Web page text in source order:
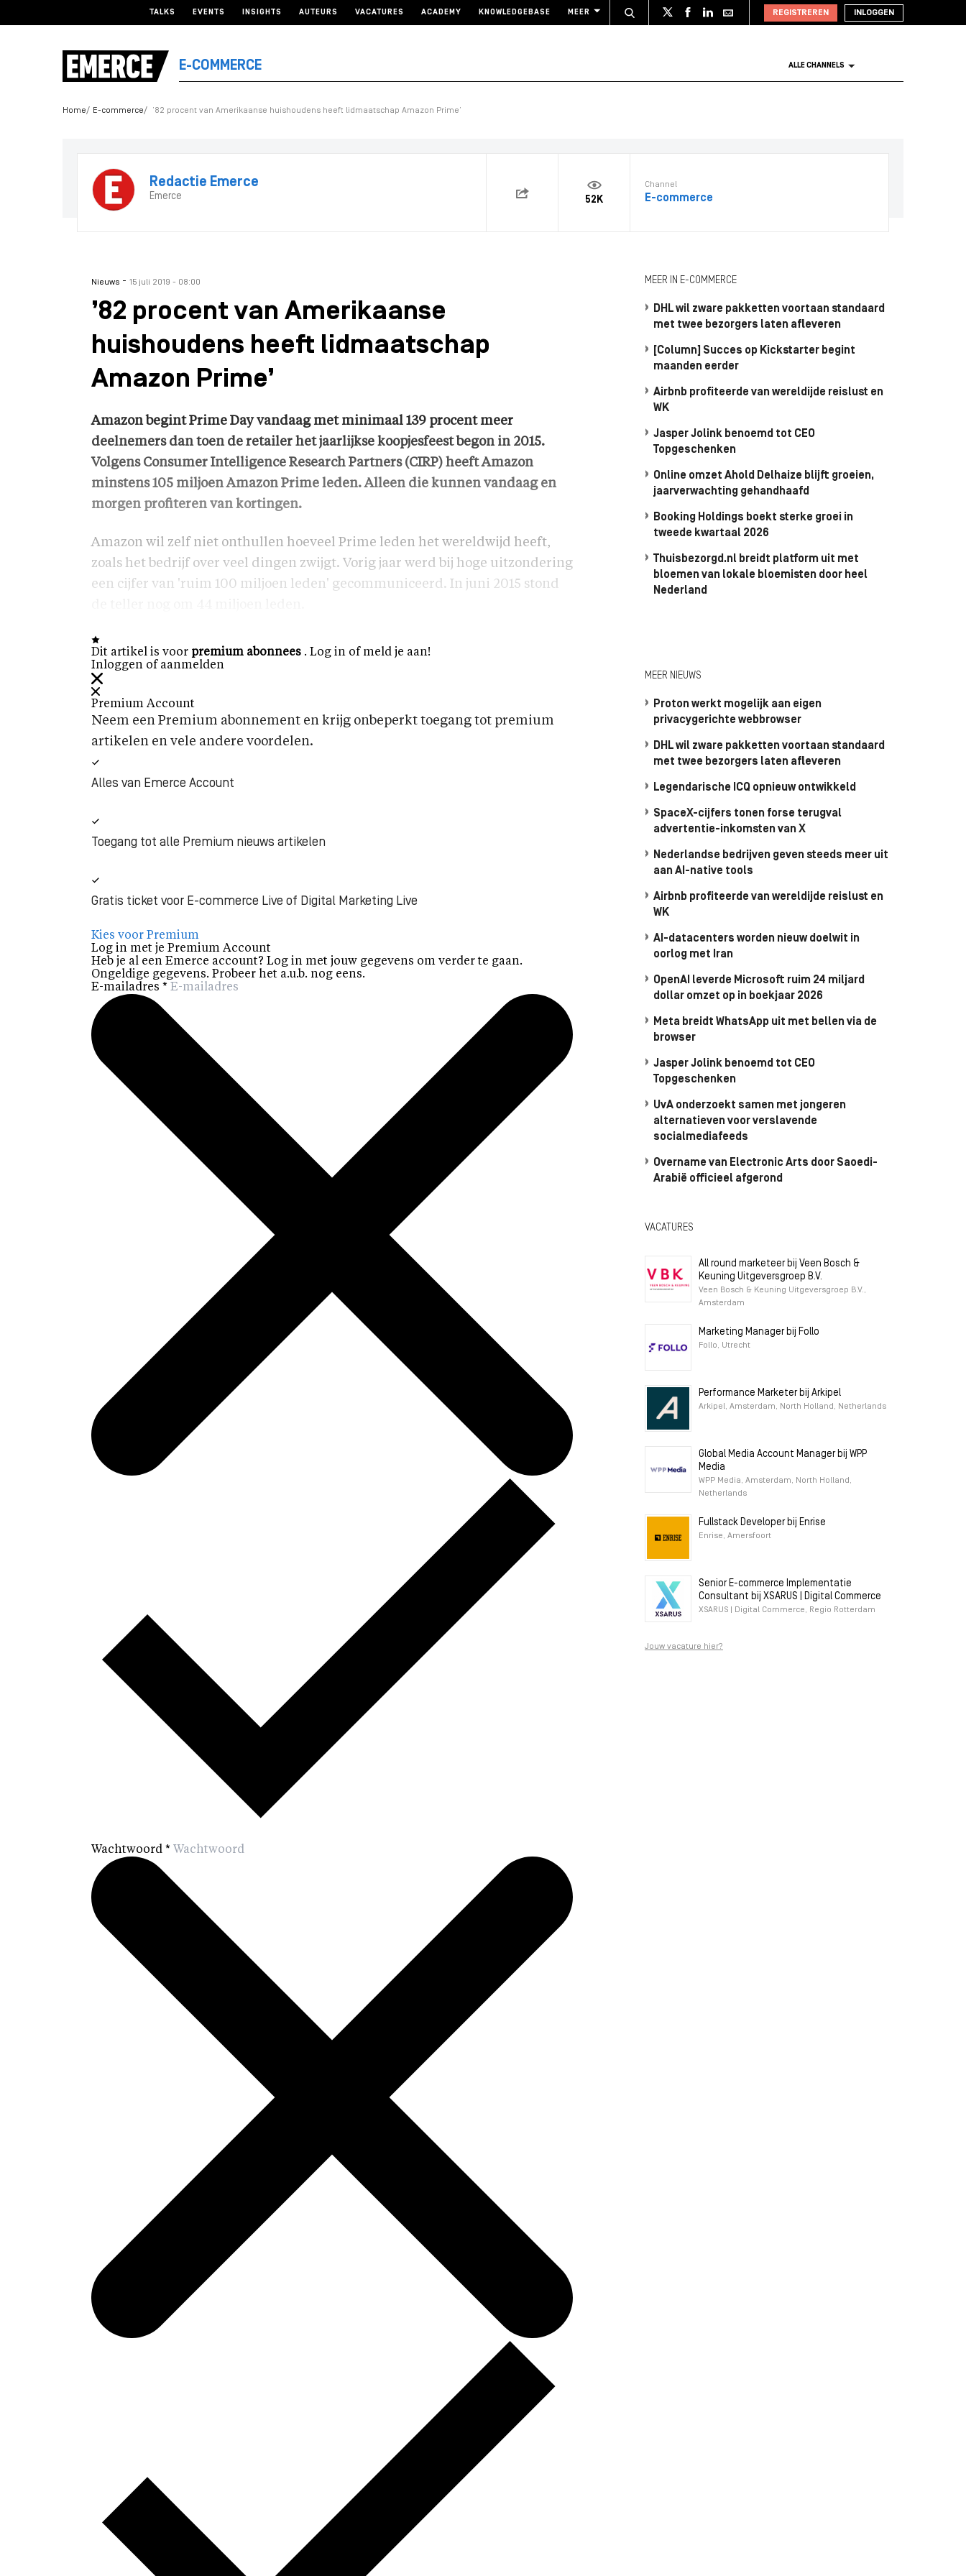
TALKS EVENTS INSIGHTS AUTEURS VACATURES ACADEMY KNOWLEDGEBASE MEER REGISTREREN INLOGGEN
E-COMMERCE ALLE CHANNELS
Home E-commerce ’82 procent van Amerikaanse huishoudens heeft lidmaatschap Amazon Prime’
Redactie Emerce
Emerce 52K
Channel
E-commerce
Nieuws - 15 juli 2019 - 08:00
’82 procent van Amerikaanse
huishoudens heeft lidmaatschap
Amazon Prime’
Amazon begint Prime Day vandaag met minimaal 139 procent meer
deelnemers dan toen de retailer het jaarlijkse koopjesfeest begon in 2015.
Volgens Consumer Intelligence Research Partners (CIRP) heeft Amazon
minstens 105 miljoen Amazon Prime leden. Alleen die kunnen vandaag en
morgen profiteren van kortingen.
Amazon wil zelf niet onthullen hoeveel Prime leden het wereldwijd heeft,
zoals het bedrijf over veel dingen zwijgt. Vorig jaar werd bij hoge uitzondering
een cijfer van 'ruim 100 miljoen leden' gecommuniceerd. In juni 2015 stond
Dit artikel is voor premium abonnees . Log in of meld je aan!
Inloggen of aanmelden
Premium Account
Neem een Premium abonnement en krijg onbeperkt toegang tot premium
artikelen en vele andere voordelen.
Alles van Emerce Account
Toegang tot alle Premium nieuws artikelen
Gratis ticket voor E-commerce Live of Digital Marketing Live
Kies voor Premium
Log in met je Premium Account
Heb je al een Emerce account? Log in met jouw gegevens om verder te gaan.
Ongeldige gegevens. Probeer het a.u.b. nog eens.
E-mailadres *
Wachtwoord *
MEER IN E-COMMERCE
DHL wil zware pakketten voortaan standaard
met twee bezorgers laten afleveren
[Column] Succes op Kickstarter begint
maanden eerder
Airbnb profiteerde van wereldijde reislust en
WK
Jasper Jolink benoemd tot CEO
Topgeschenken
Online omzet Ahold Delhaize blijft groeien,
jaarverwachting gehandhaafd
Booking Holdings boekt sterke groei in
tweede kwartaal 2026
Thuisbezorgd.nl breidt platform uit met
bloemen van lokale bloemisten door heel
Nederland
MEER NIEUWS
Proton werkt mogelijk aan eigen
privacygerichte webbrowser
DHL wil zware pakketten voortaan standaard
met twee bezorgers laten afleveren
Legendarische ICQ opnieuw ontwikkeld
SpaceX-cijfers tonen forse terugval
advertentie-inkomsten van X
Nederlandse bedrijven geven steeds meer uit
aan AI-native tools
Airbnb profiteerde van wereldijde reislust en
WK
AI-datacenters worden nieuw doelwit in
oorlog met Iran
OpenAI leverde Microsoft ruim 24 miljard
dollar omzet op in boekjaar 2026
Meta breidt WhatsApp uit met bellen via de
browser
Jasper Jolink benoemd tot CEO
Topgeschenken
UvA onderzoekt samen met jongeren
alternatieven voor verslavende
socialmediafeeds
Overname van Electronic Arts door Saoedi-
Arabië officieel afgerond
VACATURES
All round marketeer bij Veen Bosch &
Keuning Uitgeversgroep B.V.
Veen Bosch & Keuning Uitgeversgroep B.V.,
Amsterdam
Marketing Manager bij Follo
Follo, Utrecht
Performance Marketer bij Arkipel
Arkipel, Amsterdam, North Holland, Netherlands
Global Media Account Manager bij WPP
Media
WPP Media, Amsterdam, North Holland,
Netherlands
Fullstack Developer bij Enrise
Enrise, Amersfoort
Senior E-commerce Implementatie
Consultant bij XSARUS | Digital Commerce
XSARUS | Digital Commerce, Regio Rotterdam
Jouw vacature hier?